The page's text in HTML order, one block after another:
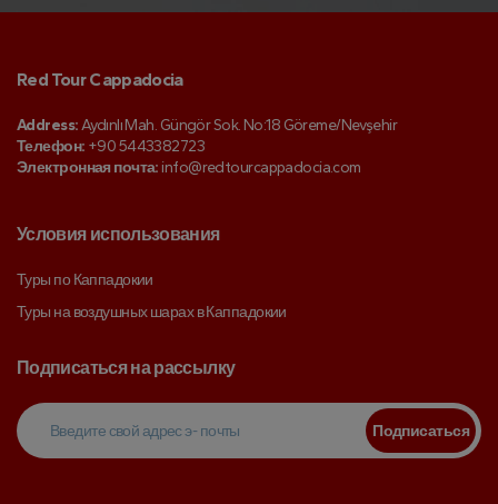
Red Tour Cappadocia
Address:Aydınlı Mah. Güngör Sok. No:18 Göreme/Nevşehir
Телефон: +90 5443382723
Электронная почта: info@redtourcappadocia.com
Условия использования
Туры по Каппадокии
Туры на воздушных шарах в Каппадокии
Подписаться на рассылку
Подписаться